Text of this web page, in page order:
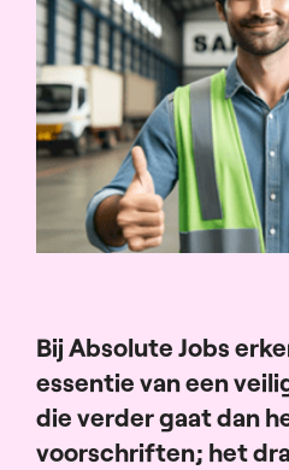
Bij Absolute Jobs
essentie van een
die verder gaat dan
voorschriften; het